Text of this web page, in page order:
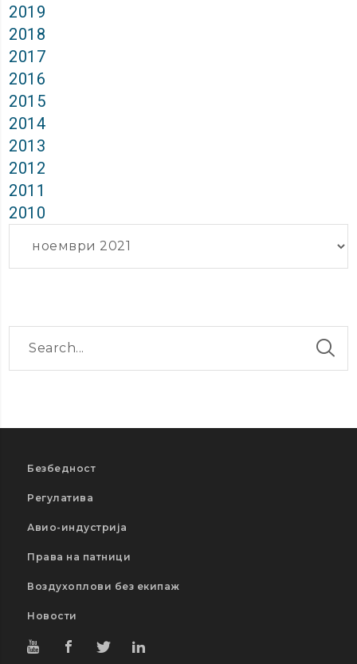
2019
2018
2017
2016
2015
2014
2013
2012
2011
2010
Безбедност
Регулатива
Авио-индустрија
Права на патници
Воздухоплови без екипаж
Новости